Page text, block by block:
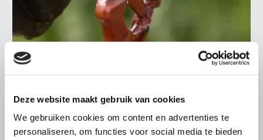
Deze website maakt gebruik van cookies
We gebruiken cookies om content en advertenties te
personaliseren, om functies voor social media te bieden
BELANGRIJKE INFORMATIE
5 AUGUSTUS 2026